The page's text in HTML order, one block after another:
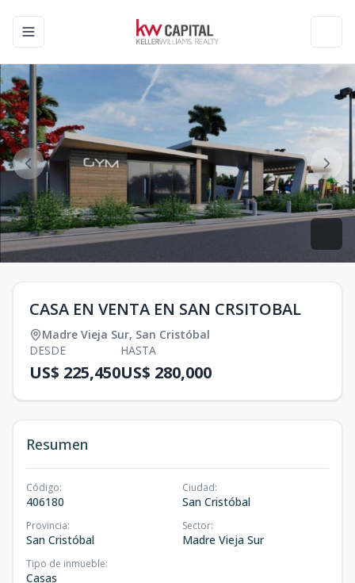
Toggle navigation menu
CASA EN VENTA EN SAN CRSITOBAL
Madre Vieja Sur, San Cristóbal
DESDE
US$ 225,450
HASTA
US$ 280,000
Resumen
Código:
406180
Ciudad:
San Cristóbal
Provincia:
San Cristóbal
Sector:
Madre Vieja Sur
Tipo de inmueble:
Casas